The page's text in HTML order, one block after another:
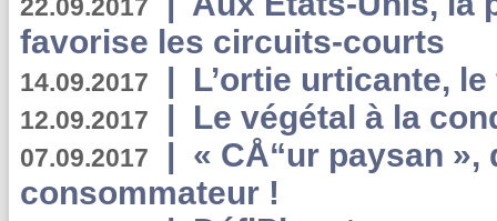
22.09.2017
favorise les circuits-courts
14.09.2017 | L’ortie urticante,
12.09.2017 | Le végétal à la
07.09.2017 | « CÅ“ur paysan
consommateur !